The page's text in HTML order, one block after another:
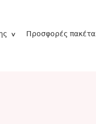
Προσφορές πακέτα